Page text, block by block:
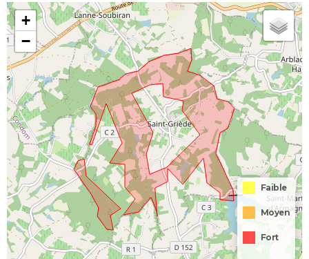
+
−
Faible
Moyen
Fort